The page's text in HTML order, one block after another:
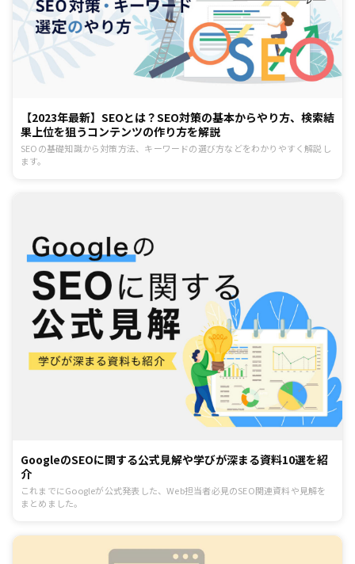
【2023年最新】SEOとは？SEO対策の基本からやり方、検索結
果上位を狙うコンテンツの作り方を解説
SEOの基礎知識から対策方法、キーワードの選び方などをわかりやすく解説し
ます。
GoogleのSEOに関する公式見解や学びが深まる資料10選を紹
介
これまでにGoogleが公式発表した、Web担当者必見のSEO関連資料や見解を
まとめました。